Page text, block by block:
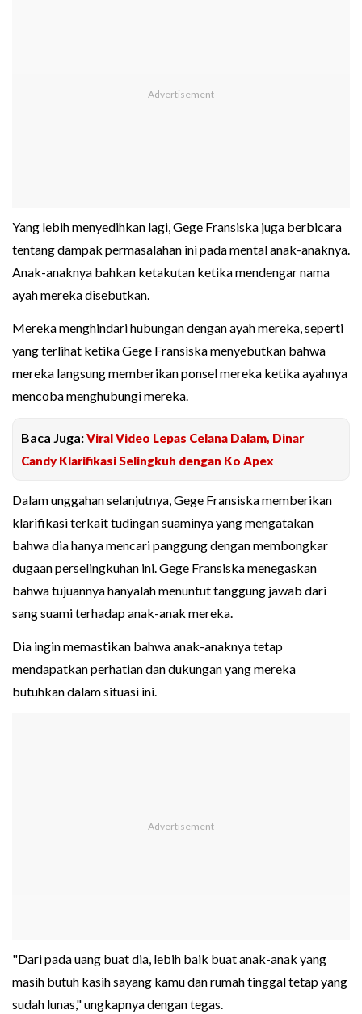
Yang lebih menyedihkan lagi, Gege Fransiska juga berbicara
tentang dampak permasalahan ini pada mental anak-anaknya.
Anak-anaknya bahkan ketakutan ketika mendengar nama
ayah mereka disebutkan.
Mereka menghindari hubungan dengan ayah mereka, seperti
yang terlihat ketika Gege Fransiska menyebutkan bahwa
mereka langsung memberikan ponsel mereka ketika ayahnya
mencoba menghubungi mereka.
Baca Juga:Viral Video Lepas Celana Dalam, Dinar
Candy Klarifikasi Selingkuh dengan Ko Apex
Dalam unggahan selanjutnya, Gege Fransiska memberikan
klarifikasi terkait tudingan suaminya yang mengatakan
bahwa dia hanya mencari panggung dengan membongkar
dugaan perselingkuhan ini. Gege Fransiska menegaskan
bahwa tujuannya hanyalah menuntut tanggung jawab dari
sang suami terhadap anak-anak mereka.
Dia ingin memastikan bahwa anak-anaknya tetap
mendapatkan perhatian dan dukungan yang mereka
butuhkan dalam situasi ini.
"Dari pada uang buat dia, lebih baik buat anak-anak yang
masih butuh kasih sayang kamu dan rumah tinggal tetap yang
sudah lunas," ungkapnya dengan tegas.